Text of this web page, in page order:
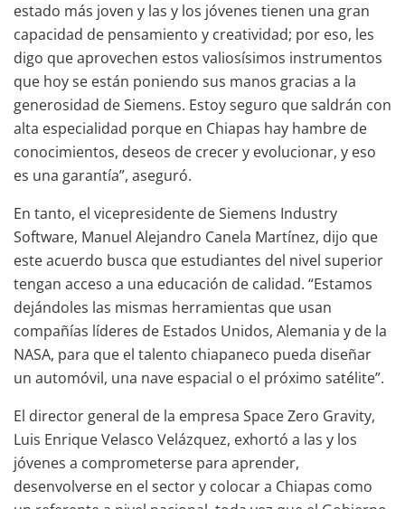
estado más joven y las y los jóvenes tienen una gran
capacidad de pensamiento y creatividad; por eso, les
digo que aprovechen estos valiosísimos instrumentos
que hoy se están poniendo sus manos gracias a la
generosidad de Siemens. Estoy seguro que saldrán con
alta especialidad porque en Chiapas hay hambre de
conocimientos, deseos de crecer y evolucionar, y eso
es una garantía”, aseguró.
En tanto, el vicepresidente de Siemens Industry
Software, Manuel Alejandro Canela Martínez, dijo que
este acuerdo busca que estudiantes del nivel superior
tengan acceso a una educación de calidad. “Estamos
dejándoles las mismas herramientas que usan
compañías líderes de Estados Unidos, Alemania y de la
NASA, para que el talento chiapaneco pueda diseñar
un automóvil, una nave espacial o el próximo satélite”.
El director general de la empresa Space Zero Gravity,
Luis Enrique Velasco Velázquez, exhortó a las y los
jóvenes a comprometerse para aprender,
desenvolverse en el sector y colocar a Chiapas como